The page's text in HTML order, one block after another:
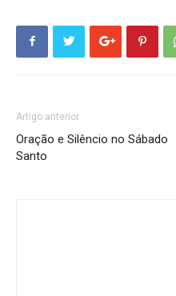
Artigo anterior
Oração e Silêncio no Sábado
Santo